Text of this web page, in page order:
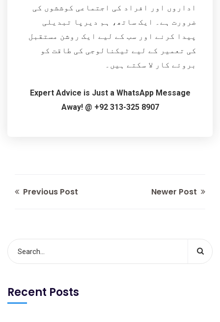
اداروں اور افراد کی اجتماعی کوششوں کی
ضرورت ہے۔ ایک ساتھ، ہم دیرپا تبدیلی
پیدا کرنے اور سب کے لیے ایک روشن مستقبل
کی تعمیر کے لیے ٹیکنالوجی کی طاقت کو
بروئے کار لا سکتے ہیں۔
Expert Advice is Just a WhatsApp Message
Away! @ +92 313-325 8907
Previous Post Newer Post
Recent Posts